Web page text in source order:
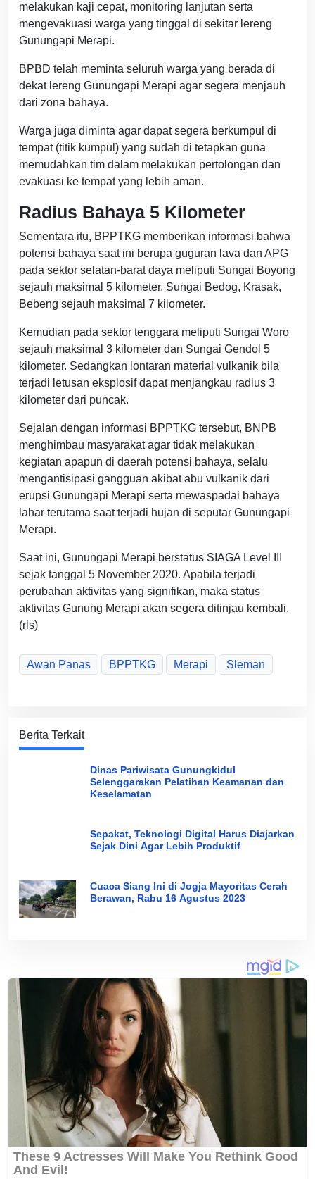
melakukan kaji cepat, monitoring lanjutan serta
mengevakuasi warga yang tinggal di sekitar lereng
Gunungapi Merapi.
BPBD telah meminta seluruh warga yang berada di
dekat lereng Gunungapi Merapi agar segera menjauh
dari zona bahaya.
Warga juga diminta agar dapat segera berkumpul di
tempat (titik kumpul) yang sudah di tetapkan guna
memudahkan tim dalam melakukan pertolongan dan
evakuasi ke tempat yang lebih aman.
Radius Bahaya 5 Kilometer
Sementara itu, BPPTKG memberikan informasi bahwa
potensi bahaya saat ini berupa guguran lava dan APG
pada sektor selatan-barat daya meliputi Sungai Boyong
sejauh maksimal 5 kilometer, Sungai Bedog, Krasak,
Bebeng sejauh maksimal 7 kilometer.
Kemudian pada sektor tenggara meliputi Sungai Woro
sejauh maksimal 3 kilometer dan Sungai Gendol 5
kilometer. Sedangkan lontaran material vulkanik bila
terjadi letusan eksplosif dapat menjangkau radius 3
kilometer dari puncak.
Sejalan dengan informasi BPPTKG tersebut, BNPB
menghimbau masyarakat agar tidak melakukan
kegiatan apapun di daerah potensi bahaya, selalu
mengantisipasi gangguan akibat abu vulkanik dari
erupsi Gunungapi Merapi serta mewaspadai bahaya
lahar terutama saat terjadi hujan di seputar Gunungapi
Merapi.
Saat ini, Gunungapi Merapi berstatus SIAGA Level III
sejak tanggal 5 November 2020. Apabila terjadi
perubahan aktivitas yang signifikan, maka status
aktivitas Gunung Merapi akan segera ditinjau kembali.
(rls)
Awan Panas BPPTKG Merapi Sleman
Berita Terkait
Dinas Pariwisata Gunungkidul
Selenggarakan Pelatihan Keamanan dan
Keselamatan
Sepakat, Teknologi Digital Harus Diajarkan
Sejak Dini Agar Lebih Produktif
Cuaca Siang Ini di Jogja Mayoritas Cerah
Berawan, Rabu 16 Agustus 2023